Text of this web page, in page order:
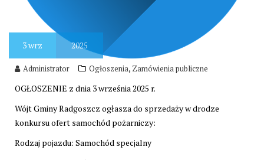
3wrz 2025
Administrator Ogłoszenia, Zamówienia publiczne
OGŁOSZENIE z dnia 3 września 2025 r.
Wójt Gminy Radgoszcz ogłasza do sprzedaży w drodze
konkursu ofert samochód pożarniczy:
Rodzaj pojazdu: Samochód specjalny